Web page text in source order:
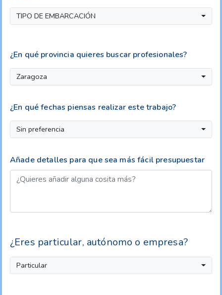
TIPO DE EMBARCACIÓN
¿En qué provincia quieres buscar profesionales?
Zaragoza
¿En qué fechas piensas realizar este trabajo?
Sin preferencia
Añade detalles para que sea más fácil presupuestar
¿Eres particular, autónomo o empresa?
Particular